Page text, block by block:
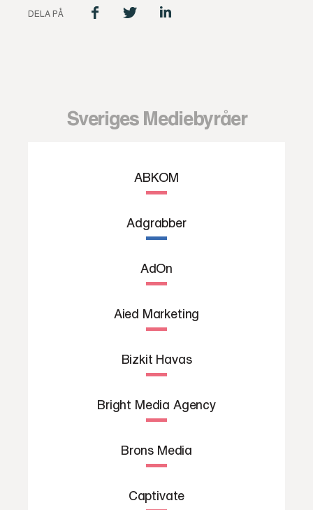
DELA PÅ
Sveriges Mediebyråer
ABKOM
Adgrabber
AdOn
Aied Marketing
Bizkit Havas
Bright Media Agency
Brons Media
Captivate